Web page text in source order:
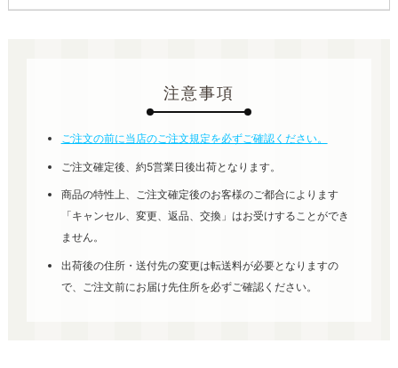
注意事項
ご注文の前に当店のご注文規定を必ずご確認ください。
ご注文確定後、約5営業日後出荷となります。
商品の特性上、ご注文確定後のお客様のご都合によります
「キャンセル、変更、返品、交換」はお受けすることができ
ません。
出荷後の住所・送付先の変更は転送料が必要となりますの
で、ご注文前にお届け先住所を必ずご確認ください。